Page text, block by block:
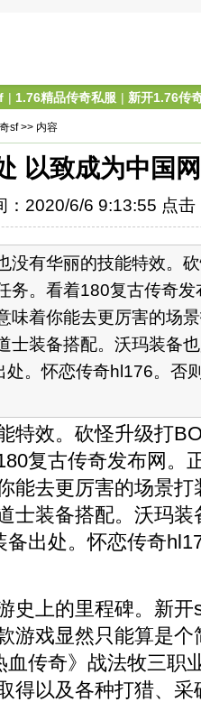
| 1.76精品传奇私服 | 新开1.76传
sf>> 内容
以致成为中国
：2020/6/6 9:13:55 点击
有华丽的技能特效。砍
务。看着180复古传奇
味着你能去更厉害的场
士装备搭配。沃玛装备
处。怀恋传奇hl176。否
效。砍怪升级打
复古传奇发布网。
能去更厉害的场景
士装备搭配。沃玛
备出处。怀恋传奇
上的里程碑。新开
游戏显然只能算是
血传奇》战法牧三职
得以及各种打猎、